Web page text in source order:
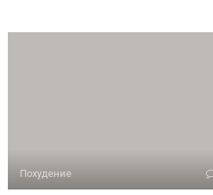
Похудение